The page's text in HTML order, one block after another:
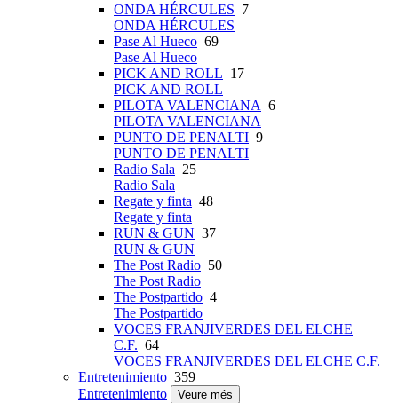
ONDA HÉRCULES 7
ONDA HÉRCULES
Pase Al Hueco 69
Pase Al Hueco
PICK AND ROLL 17
PICK AND ROLL
PILOTA VALENCIANA 6
PILOTA VALENCIANA
PUNTO DE PENALTI 9
PUNTO DE PENALTI
Radio Sala 25
Radio Sala
Regate y finta 48
Regate y finta
RUN & GUN 37
RUN & GUN
The Post Radio 50
The Post Radio
The Postpartido 4
The Postpartido
VOCES FRANJIVERDES DEL ELCHE
C.F. 64
VOCES FRANJIVERDES DEL ELCHE C.F.
Entretenimiento 359
Entretenimiento
Veure més